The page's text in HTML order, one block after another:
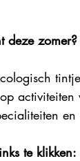
deze
te klikken: